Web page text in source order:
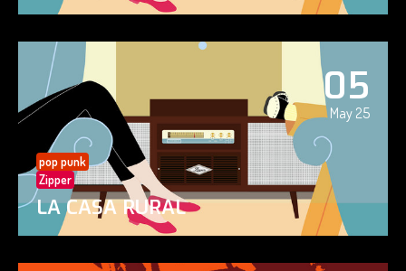
05
May 25
pop punk
Zipper
LA CASA RURAL